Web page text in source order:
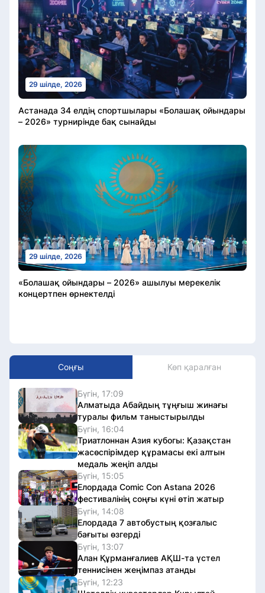
29 шілде, 2026
Астанада 34 елдің спортшылары «Болашақ ойындары
– 2026» турнирінде бақ сынайды
29 шілде, 2026
«Болашақ ойындары – 2026» ашылуы мерекелік
концертпен өрнектелді
Соңғы Көп қаралған
Бүгін, 17:09
Алматыда Абайдың тұңғыш жинағы
туралы фильм таныстырылды
Бүгін, 16:04
Триатлоннан Азия кубогы: Қазақстан
жасөспірімдер құрамасы екі алтын
медаль жеңіп алды
Бүгін, 15:05
Елордада Comic Con Astana 2026
фестивалінің соңғы күні өтіп жатыр
Бүгін, 14:08
Елордада 7 автобустың қозғалыс
бағыты өзгерді
Бүгін, 13:07
Алан Құрманғалиев АҚШ-та үстел
теннисінен жеңімпаз атанды
Бүгін, 12:23